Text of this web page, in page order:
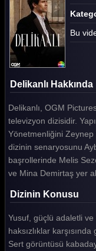
Bu
Delikanlı Hakkında
Delikanlı, OGM
televizyon dizisidir.
Yönetmenliğini Zeynep
dizinin senaryosunu
başrollerinde Melis
ve Mina Demirtaş yer
Dizinin Konusu
Yusuf, güçlü adaletli
haksızlıklar
Sert görüntüsü